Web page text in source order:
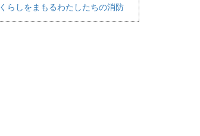
くらしをまもるわたしたちの消防